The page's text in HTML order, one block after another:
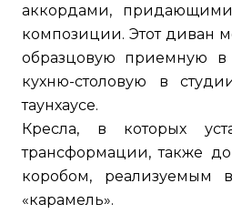
аккордами,
композиции. Этот диван
образцовую приемную в
кухню-столовую в
таунхаусе.
Кресла, в которых
трансформации, также
коробом, реализуемым
«карамель».